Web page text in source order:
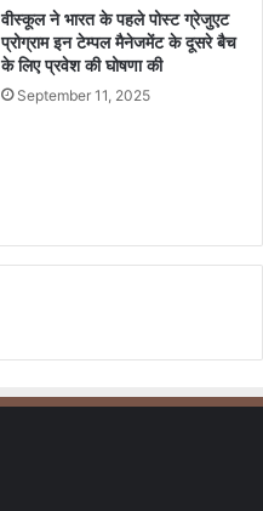
वीस्कूल ने भारत के पहले पोस्ट ग्रेजुएट
प्रोग्राम इन टेम्पल मैनेजमेंट के दूसरे बैच
के लिए प्रवेश की घोषणा की
September 11, 2025